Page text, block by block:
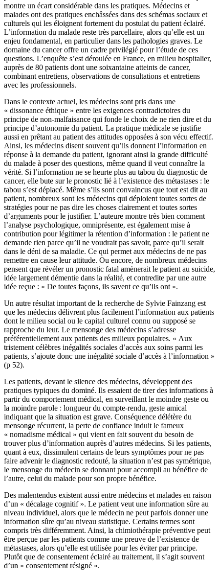
montre un écart considérable dans les pratiques. Médecins et
malades ont des pratiques enchâssées dans des schémas sociaux et
culturels qui les éloignent fortement du postulat du patient éclairé.
L’information du malade reste très parcellaire, alors qu’elle est un
enjeu fondamental, en particulier dans les pathologies graves. Le
domaine du cancer offre un cadre privilégié pour l’étude de ces
questions. L’enquête s’est déroulée en France, en milieu hospitalier,
auprès de 80 patients dont une soixantaine atteints de cancer,
combinant entretiens, observations de consultations et entretiens
avec les professionnels.
Dans le contexte actuel, les médecins sont pris dans une
« dissonance éthique » entre les exigences contradictoires du
principe de non-malfaisance qui fonde le choix de ne rien dire et du
principe d’autonomie du patient. La pratique médicale se justifie
aussi en prêtant au patient des attitudes opposées à son vécu effectif.
Ainsi, les médecins disent souvent qu’ils donnent l’information en
réponse à la demande du patient, ignorant ainsi la grande difficulté
du malade à poser des questions, même quand il veut connaître la
vérité. Si l’information ne se heurte plus au tabou du diagnostic de
cancer, elle bute sur le pronostic lié à l’existence des métastases : le
tabou s’est déplacé. Même s’ils sont convaincus que tout est dit au
patient, nombreux sont les médecins qui déploient toutes sortes de
stratégies pour ne pas dire les choses clairement et toutes sortes
d’arguments pour le justifier. L’auteure montre très bien comment
l’analyse psychologique, omniprésente, est également mise à
contribution pour légitimer la rétention d’information : le patient ne
demande rien parce qu’il ne voudrait pas savoir, parce qu’il serait
dans le déni de sa maladie. Ce qui permet aux médecins de ne pas
remettre en cause leur attitude. Ou encore, de nombreux médecins
pensent que révéler un pronostic fatal amènerait le patient au suicide,
idée largement démentie dans la réalité, et contredite par une autre
idée reçue : « De toutes façons, ils savent ce qu’ils ont ».
Un autre résultat important de la recherche de Sylvie Fainzang est
que les médecins délivrent plus facilement l’information aux patients
dont le milieu social ou le capital culturel connu ou supposé se
rapproche du leur. Le mensonge des médecins s’adresse
préférentiellement aux patients des milieux populaires. « Aux
tristement célèbres inégalités sociales d’accès aux soins parmi les
patients, s’ajoute donc une inégalité sociale d’accès à l’information »
(p 52).
Les patients, devant le silence des médecins, développent des
pratiques typiques du dominé. Ils essaient de tirer des informations à
partir du comportement médical, en surveillant le moindre geste ou
la moindre parole : longueur du compte-rendu, geste amical
indiquant que la situation est grave. Conséquence délétère du
mensonge récurrent, la perte de confiance induit le fameux
« nomadisme médical » qui vient en fait souvent du besoin de
trouver plus d’information auprès d’autres médecins. Si les patients,
quant à eux, dissimulent certains de leurs symptômes pour ne pas
faire advenir le diagnostic redouté, la situation n’est pas symétrique,
le mensonge du médecin se donnant pour accompli au bénéfice de
l’autre, celui du malade pour son propre bénéfice.
Des malentendus existent aussi entre médecins et malades en raison
d’un « décalage cognitif ». Le patient veut une information sûre au
niveau individuel, alors que le médecin ne peut parfois donner une
information sûre qu’au niveau statistique. Certains termes sont
compris très différemment. Ainsi, la chimiothérapie préventive peut
être perçue par les patients comme une preuve de l’existence de
métastases, alors qu’elle est utilisée pour les éviter par principe.
Plutôt que de consentement éclairé au traitement, il s’agit souvent
d’un « consentement résigné ».